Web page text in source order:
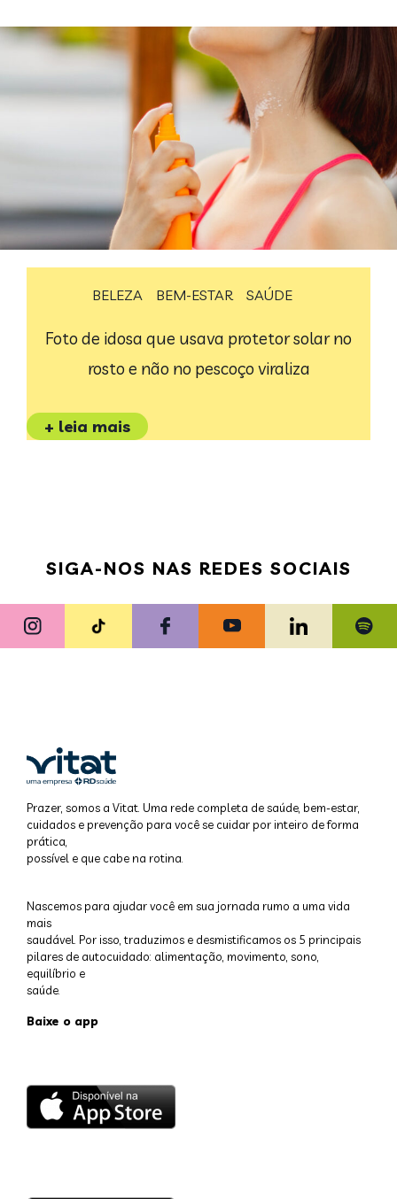
BELEZA BEM-ESTAR SAÚDE
Foto de idosa que usava protetor solar no
rosto e não no pescoço viraliza
+ leia mais
SIGA-NOS NAS REDES SOCIAIS
Prazer, somos a Vitat. Uma rede completa de saúde, bem-estar,
cuidados e prevenção para você se cuidar por inteiro de forma
prática,
possível e que cabe na rotina.
Nascemos para ajudar você em sua jornada rumo a uma vida
mais
saudável. Por isso, traduzimos e desmistificamos os 5 principais
pilares de autocuidado: alimentação, movimento, sono,
equilíbrio e
saúde.
Baixe o app